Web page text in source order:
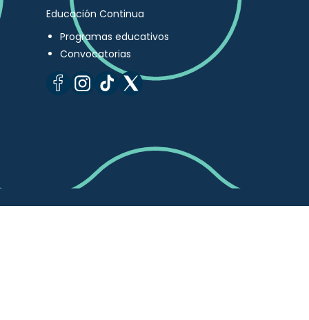
Educación Continua
Programas educativos
Convocatorias